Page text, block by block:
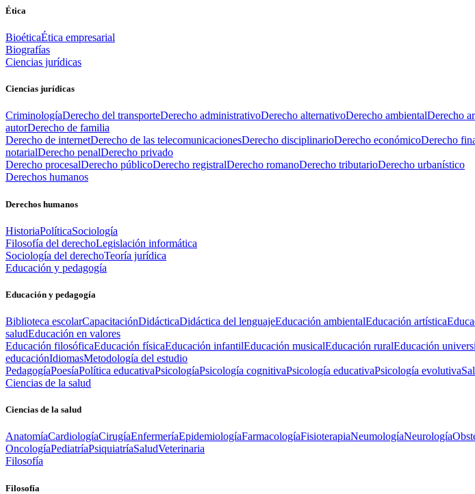
Ética
BioéticaÉtica empresarial
Biografías
Ciencias jurídicas
Ciencias jurídicas
CriminologíaDerecho del transporteDerecho administrativoDerecho alternativoDerecho ambientalDerecho
autorDerecho de familia
Derecho de internetDerecho de las telecomunicacionesDerecho disciplinarioDerecho económicoDerecho
notarialDerecho penalDerecho privado
Derecho procesalDerecho públicoDerecho registralDerecho romanoDerecho tributarioDerecho urbanístico
Derechos humanos
Derechos humanos
HistoriaPolíticaSociología
Filosofía del derechoLegislación informática
Sociología del derechoTeoría jurídica
Educación y pedagogía
Educación y pedagogía
Biblioteca escolarCapacitaciónDidácticaDidáctica del lenguajeEducación ambientalEducación artística
saludEducación en valores
Educación filosóficaEducación físicaEducación infantilEducación musicalEducación ruralEducación
educaciónIdiomasMetodología del estudio
PedagogíaPoesíaPolítica educativaPsicologíaPsicología cognitivaPsicología educativaPsicología evolutiva
Ciencias de la salud
Ciencias de la salud
AnatomíaCardiologíaCirugíaEnfermeríaEpidemiologíaFarmacologíaFisioterapiaNeumologíaNeurología
OncologíaPediatríaPsiquiatríaSaludVeterinaria
Filosofía
Filosofía